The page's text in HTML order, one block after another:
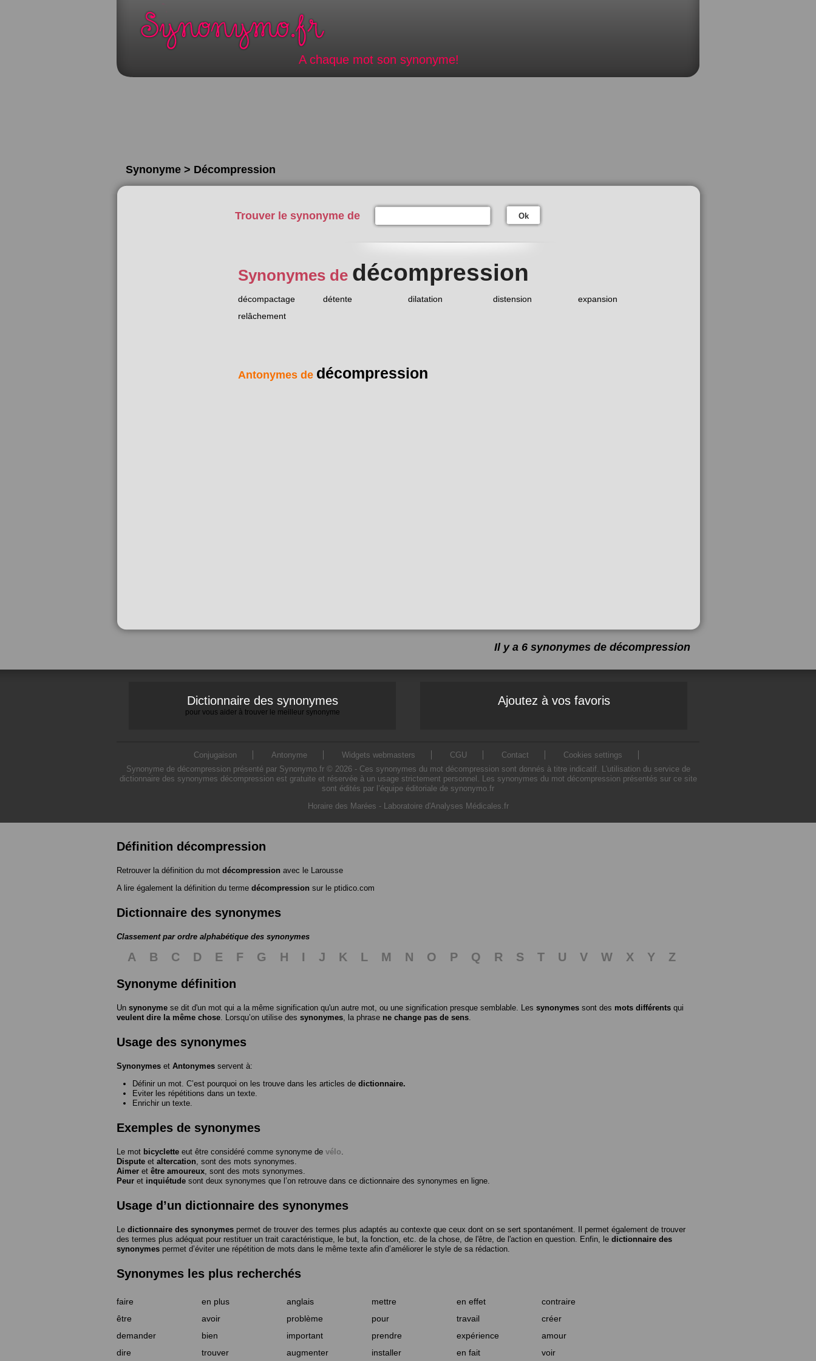
A chaque mot son synonyme!
Synonyme > Décompression
Trouver le synonyme de Ok
Synonymes de décompression
décompactage détente dilatation distension
expansion
relâchement
Antonymes de décompression
Il y a 6 synonymes de décompression
Dictionnaire des synonymes
pour vous aider à trouver le meilleur synonyme
Ajoutez à vos favoris
Conjugaison Antonyme Widgets webmasters CGU Contact
Cookies settings
Synonyme de décompression présenté par Synonymo.fr © 2026 - Ces synonymes du mot décompression sont donnés à titre indicatif. L'utilisation du service de
dictionnaire des synonymes décompression est gratuite et réservée à un usage strictement personnel. Les synonymes du mot décompression présentés sur ce site
sont édités par l’équipe éditoriale de synonymo.fr
Horaire des Marées - Laboratoire d'Analyses Médicales.fr
Définition décompression
Retrouver la définition du mot décompression avec le Larousse
A lire également la définition du terme décompression sur le ptidico.com
Dictionnaire des synonymes
Classement par ordre alphabétique des synonymes
A B C D E F G H I J K L M N O P Q R S T U V W X Y
Z
Synonyme définition
Un synonyme se dit d'un mot qui a la même signification qu'un autre mot, ou une signification presque semblable. Les synonymes sont des mots différents qui
veulent dire la même chose . Lorsqu’on utilise des synonymes , la phrase ne change pas de sens
Usage des synonymes
Synonymes et Antonymes servent à:
Définir un mot. C’est pourquoi on les trouve dans les articles de dictionnaire.
Eviter les répétitions dans un texte.
Enrichir un texte.
Exemples de synonymes
Le mot bicyclette eut être considéré comme synonyme de vélo
Dispute et altercation , sont des mots synonymes.
Aimer et être amoureux , sont des mots synonymes.
Peur et inquiétude sont deux synonymes que l’on retrouve dans ce dictionnaire des synonymes en ligne.
Usage d’un dictionnaire des synonymes
Le dictionnaire des synonymes permet de trouver des termes plus adaptés au contexte que ceux dont on se sert spontanément. Il permet également de trouver
des termes plus adéquat pour restituer un trait caractéristique, le but, la fonction, etc. de la chose, de l'être, de l'action en question. Enfin, le dictionnaire des
synonymes permet d’éviter une répétition de mots dans le même texte afin d’améliorer le style de sa rédaction.
Synonymes les plus recherchés
faire en plus anglais mettre en effet
contraire
être
avoir problème pour travail
créer
demander
bien important prendre expérience
amour
dire
trouver augmenter installer en fait voir